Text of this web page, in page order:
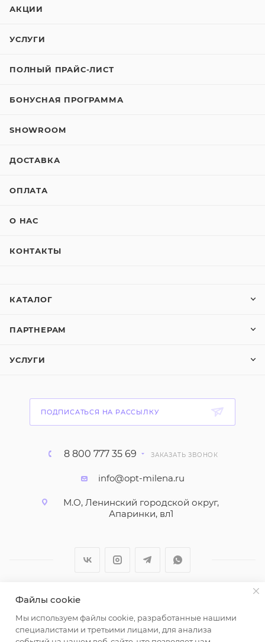
АКЦИИ
УСЛУГИ
ПОЛНЫЙ ПРАЙС-ЛИСТ
БОНУСНАЯ ПРОГРАММА
SHOWROOM
ДОСТАВКА
ОПЛАТА
О НАС
КОНТАКТЫ
КАТАЛОГ
ПАРТНЕРАМ
УСЛУГИ
ПОДПИСАТЬСЯ НА РАССЫЛКУ
8 800 777 35 69 ЗАКАЗАТЬ ЗВОНОК
info@opt-milena.ru
М.О, Ленинский городской округ,
Апаринки, вл1
2026 © ООО "Вайт Текстиль групп"
Любая информация на сайте носит справочный
характер и не является публичной офертой
Файлы cookie
Мы используем файлы cookie, разработанные нашими
специалистами и третьими лицами, для анализа